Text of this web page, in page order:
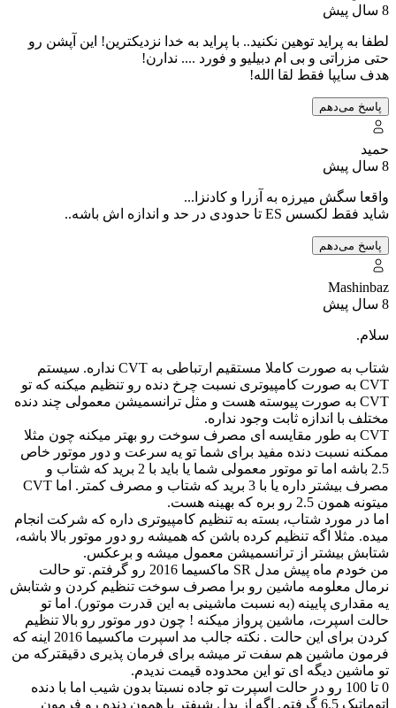
8 سال پیش
لطفا به پراید توهین نکنید.. با پراید به خدا نزدیکترین! این آپشن رو
حتی مزراتی و بی ام دبیلیو و فورد .... ندارن!
هدف سایپا فقط لقا الله!
پاسخ می‌دهم
حمید
8 سال پیش
واقعا سگش میرزه به آزرا و کادنزا...
شاید فقط لکسس ES تا حدودی در حد و اندازه اش باشه..
پاسخ می‌دهم
Mashinbaz
8 سال پیش
سلام.
شتاب به صورت کاملا مستقیم ارتباطی به CVT نداره. سیستم
CVT به صورت کامپیوتری نسبت چرخ دنده رو تنظیم میکنه که تو
CVT به صورت پیوسته هست و مثل ترانسمیشن معمولی چند دنده
مختلف با اندازه ثابت وجود نداره.
CVT به طور مقایسه ای مصرف سوخت رو بهتر میکنه چون مثلا
ممکنه نسبت دنده مفید برای شما تو یه سرعت و دور موتور خاص
2.5 باشه اما تو موتور معمولی شما یا باید با 2 برید که شتاب و
مصرف بیشتر داره یا با 3 برید که شتاب و مصرف کمتر. اما CVT
میتونه همون 2.5 رو بره که بهینه هست.
اما در مورد شتاب، بسته به تنظیم کامپیوتری داره که شرکت انجام
میده. مثلا اگه تنظیم کرده باشن که همیشه رو دور موتور بالا باشه،
شتابش بیشتر از ترانسمیشن معمول میشه و برعکس.
من خودم ماه پیش مدل SR ماکسیما 2016 رو گرفتم. تو حالت
نرمال معلومه ماشین رو برا مصرف سوخت تنظیم کردن و شتابش
یه مقداری پایینه (به نسبت ماشینی به این قدرت موتور). اما تو
حالت اسپرت، ماشین پرواز میکنه ! چون دور موتور رو بالا تنظیم
کردن برای این حالت . نکته جالب مد اسپرت ماکسیما 2016 اینه که
فرمون ماشین هم سفت تر میشه برای فرمان پذیری دقیقترکه من
تو ماشین دیگه ای تو این محدوده قیمت ندیدم.
0 تا 100 رو در حالت اسپرت تو جاده نسبتا بدون شیب اما با دنده
اتوماتیک 6.5 گرفتم. اگه از پدل شیفتر یا همون دنده رو فرمون